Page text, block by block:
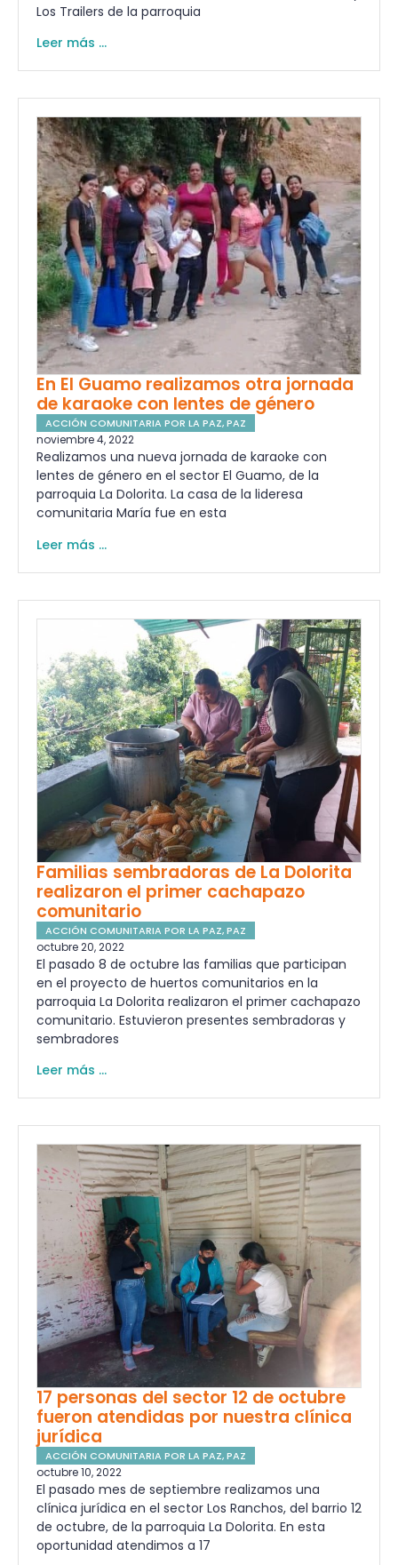
Los Trailers de la parroquia
Leer más ...
En El Guamo realizamos otra jornada
de karaoke con lentes de género
ACCIÓN COMUNITARIA POR LA PAZ,PAZ
noviembre 4, 2022
Realizamos una nueva jornada de karaoke con
lentes de género en el sector El Guamo, de la
parroquia La Dolorita. La casa de la lideresa
comunitaria María fue en esta
Leer más ...
Familias sembradoras de La Dolorita
realizaron el primer cachapazo
comunitario
ACCIÓN COMUNITARIA POR LA PAZ,PAZ
octubre 20, 2022
El pasado 8 de octubre las familias que participan
en el proyecto de huertos comunitarios en la
parroquia La Dolorita realizaron el primer cachapazo
comunitario. Estuvieron presentes sembradoras y
sembradores
Leer más ...
17 personas del sector 12 de octubre
fueron atendidas por nuestra clínica
jurídica
ACCIÓN COMUNITARIA POR LA PAZ,PAZ
octubre 10, 2022
El pasado mes de septiembre realizamos una
clínica jurídica en el sector Los Ranchos, del barrio 12
de octubre, de la parroquia La Dolorita. En esta
oportunidad atendimos a 17